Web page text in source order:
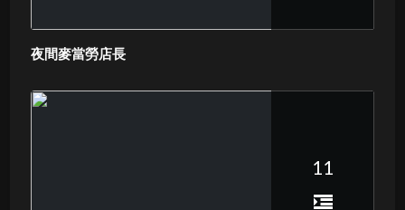
夜間麥當勞店長
11